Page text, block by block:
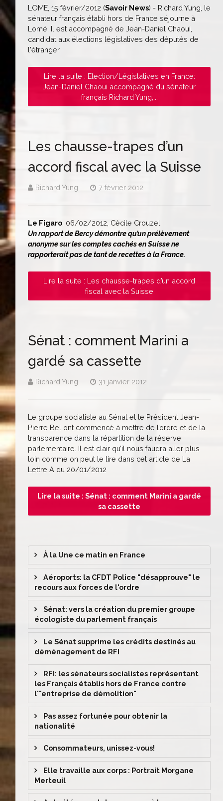
LOME, 15 février/2012 (Savoir News) - Richard Yung, le
sénateur français établi hors de France séjourne à
Lomé. Il est accompagné de Jean-Daniel Chaoui,
candidat aux élections législatives des députés de
l'étranger.
Lire la suite : Election/Législatives en France:
Jean-Daniel Chaoui accompagné du sénateur
français Richard Yung,...
Les chausse-trapes d’un
accord fiscal avec la Suisse
Richard Yung 7 février 2012
Le Figaro , 06/02/2012, Cècile Crouzel
Un rapport de Bercy démontre qu’un prélèvement
anonyme sur les comptes cachés en Suisse ne
rapporterait pas de tant de recettes à la France.
Lire la suite : Les chausse-trapes d’un accord
fiscal avec la Suisse
Sénat : comment Marini a
gardé sa cassette
Richard Yung 31 janvier 2012
Le groupe socialiste au Sénat et le Président Jean-
Pierre Bel ont commencé à mettre de l’ordre et de la
transparence dans la répartition de la réserve
parlementaire. Il est clair qu’il nous faudra aller plus
loin comme on peut le lire dans cet article de La
Lettre A du 20/01/2012
Lire la suite : Sénat : comment Marini a gardé
sa cassette
À la Une ce matin en France
Aéroports: la CFDT Police "désapprouve" le
recours aux forces de l'ordre
Sénat: vers la création du premier groupe
écologiste du parlement français
Le Sénat supprime les crédits destinés au
déménagement de RFI
RFI: les sénateurs socialistes représentant
les Français établis hors de France contre
l'"entreprise de démolition"
Pas assez fortunée pour obtenir la
nationalité
Consommateurs, unissez-vous!
Elle travaille aux corps : Portrait Morgane
Merteuil